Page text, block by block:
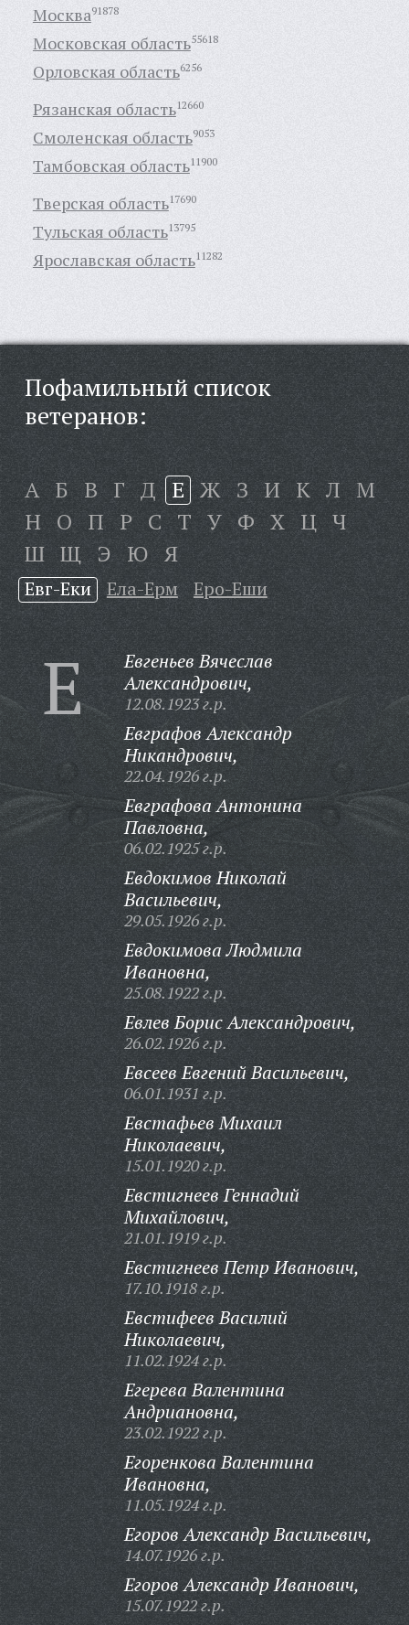
Москва91878
Московская область55618
Орловская область6256
Рязанская область12660
Смоленская область9053
Тамбовская область11900
Тверская область17690
Тульская область13795
Ярославская область11282
Пофамильный список
ветеранов:
А Б В Г Д Е Ж З И К Л М
Н О П Р С Т У Ф Х Ц Ч
Ш Щ Э Ю Я
Евг-Еки Ела-Ерм Еро-Еши
Е
Евгеньев Вячеслав
Александрович,
12.08.1923 г.р.
Евграфов Александр
Никандрович,
22.04.1926 г.р.
Евграфова Антонина
Павловна,
06.02.1925 г.р.
Евдокимов Николай
Васильевич,
29.05.1926 г.р.
Евдокимова Людмила
Ивановна,
25.08.1922 г.р.
Евлев Борис Александрович,
26.02.1926 г.р.
Евсеев Евгений Васильевич,
06.01.1931 г.р.
Евстафьев Михаил
Николаевич,
15.01.1920 г.р.
Евстигнеев Геннадий
Михайлович,
21.01.1919 г.р.
Евстигнеев Петр Иванович,
17.10.1918 г.р.
Евстифеев Василий
Николаевич,
11.02.1924 г.р.
Егерева Валентина
Андриановна,
23.02.1922 г.р.
Егоренкова Валентина
Ивановна,
11.05.1924 г.р.
Егоров Александр Васильевич,
14.07.1926 г.р.
Егоров Александр Иванович,
15.07.1922 г.р.